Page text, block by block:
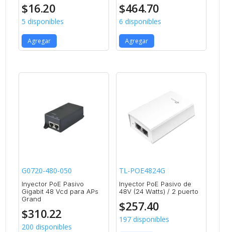
$16.20
5 disponibles
Agregar
$464.70
6 disponibles
Agregar
G0720-480-050
Inyector PoE Pasivo
Gigabit 48 Vcd para APs
Grand
$310.22
200 disponibles
TL-POE4824G
Inyector PoE Pasivo de
48V (24 Watts) / 2 puerto
$257.40
197 disponibles